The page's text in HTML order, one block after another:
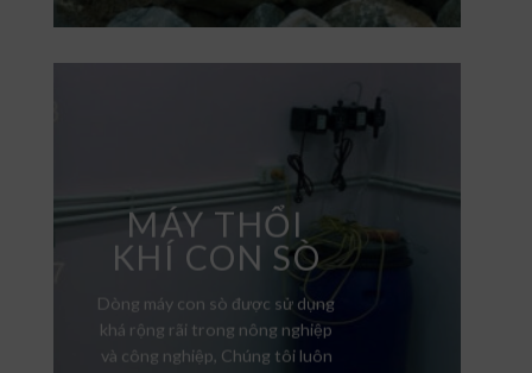
MÁY THỔI
KHÍ CON SÒ
Dòng máy con sò được sử dụng
khá rộng rãi trong nông nghiệp
và công nghiệp, Chúng tôi luôn